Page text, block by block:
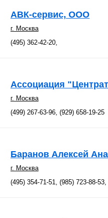
АВК-сервис, ООО
г. Москва
(495) 362-42-20,
Ассоциация
г. Москва
(499) 267-63-96, (929) 658-19-25
Баранов Алексей
г. Москва
(495) 354-71-51, (985) 723-88-